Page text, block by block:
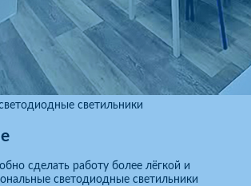
светильники
сделать работу более лёгкой и
светодиодные светильники